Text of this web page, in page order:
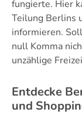
fungierte. Hier
Teilung Berlins
informieren.
null Komma
unzählige
Entdecke
und